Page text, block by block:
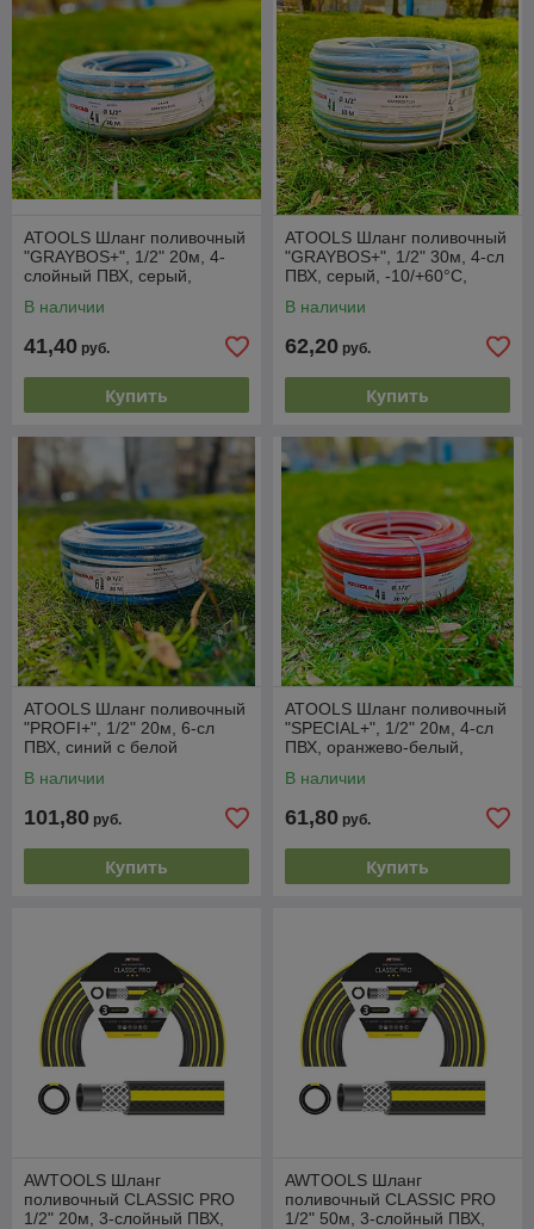
ATOOLS Шланг поливочный
"GRAYBOS+", 1/2" 20м, 4-
слойный ПВХ, серый,
лучам
В наличии
41,40 руб.
Купить
ATOOLS Шланг поливочный
"GRAYBOS+", 1/2" 30м, 4-сл
ПВХ, серый, -10/+60°С,
В наличии
62,20 руб.
Купить
ATOOLS Шланг поливочный
"PROFI+", 1/2" 20м, 6-сл
ПВХ, синий с белой
устойчив к УФ-лучам
В наличии
101,80 руб.
Купить
ATOOLS Шланг поливочный
"SPECIAL+", 1/2" 20м, 4-сл
ПВХ, оранжево-белый,
лучам
В наличии
61,80 руб.
Купить
AWTOOLS Шланг
поливочный CLASSIC PRO
1/2" 20м, 3-слойный ПВХ,
AWTOOLS Шланг
поливочный CLASSIC PRO
1/2" 50м, 3-слойный ПВХ,